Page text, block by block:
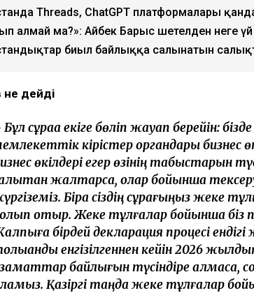
Threads, ChatGPT платформалары
алмай ма?»: Айбек Барыс шетелден неге үй
биыл байлыққа салынатын
не дейді
сұраққа екіге бөліп жауап берейін:
кірістер органдары бизнес
өкілдері егер өзінің табыстарын
жалтарса, олар бойынша
Бірақ сіздің сұрағыңыз жеке
отыр. Жеке тұлғалар бойынша біз
бірдей декларация процесі
енгізілгеннен кейін 2026
байлығын түсіндіре алмаса,
Қазіргі таңда жеке тұлғалар